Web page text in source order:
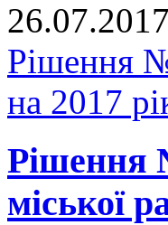
26.07.2017
Рішення
на 2017
Рішення
міської